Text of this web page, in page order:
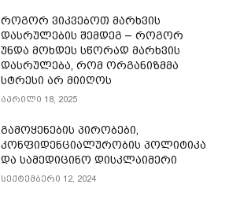
როგორ ვიკვებოთ მარხვის
დასრულების შემდეგ – როგორ
უნდა მოხდეს სწორად მარხვის
დასრულება, რომ ორგანიზმმა
სტრესი არ მიიღოს
აპრილი 18, 2025
გამოყენების პირობები,
კონფიდენციალურობის პოლიტიკა
და სამედიცინო დისკლაიმერი
სექტემბერი 12, 2024